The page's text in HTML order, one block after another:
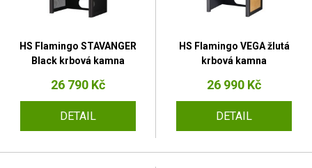
HS Flamingo STAVANGER
Black krbová kamna
26 790 Kč
DETAIL
HS Flamingo VEGA žlutá
krbová kamna
26 990 Kč
DETAIL